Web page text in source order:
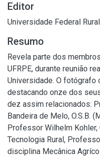
Editor
Universidade Federal
Resumo
Revela parte dos
UFRPE, durante reunião
Universidade. O fotógrafo
destacando onze dos
dez assim relacionados:
Bandeira de Melo, O.S.B.
Professor Wilhelm
Tecnologia Rural,
disciplina Mecânica